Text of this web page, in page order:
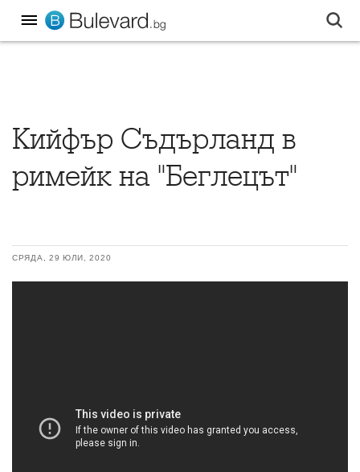
Кийфър Съдърланд в
римейк на "Беглецът"
СРЯДА, 29 ЮЛИ, 2020